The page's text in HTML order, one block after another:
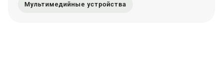
Мультимедийные устройства